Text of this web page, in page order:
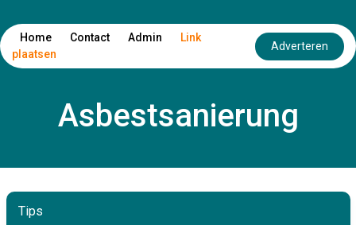
Home Contact Admin
Link
plaatsen
Adverteren
Asbestsanierung
Tips